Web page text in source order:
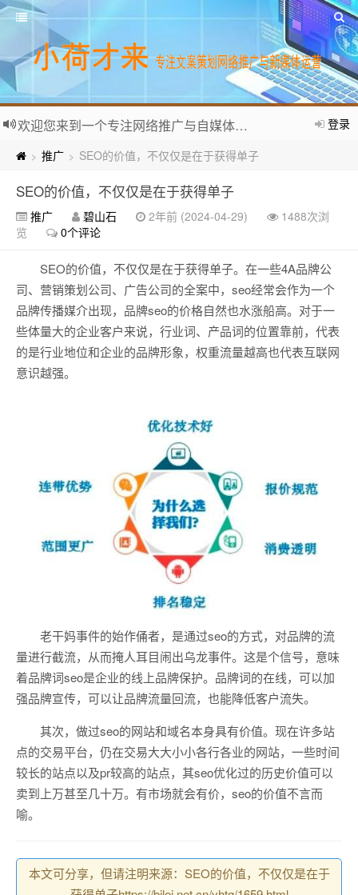
登录
欢迎您来到一个专注网络推广与自媒体运营的个人网站。
> 推广 > SEO的价值，不仅仅是在于获得单子
SEO的价值，不仅仅是在于获得单子
推广 碧山石 2年前 (2024-04-29)
1488次浏
览
0个评论
SEO的价值，不仅仅是在于获得单子。在一些4A品牌公
司、营销策划公司、广告公司的全案中，seo经常会作为一个
品牌传播媒介出现，品牌seo的价格自然也水涨船高。对于一
些体量大的企业客户来说，行业词、产品词的位置靠前，代表
的是行业地位和企业的品牌形象，权重流量越高也代表互联网
意识越强。
老干妈事件的始作俑者，是通过seo的方式，对品牌的流
量进行截流，从而掩人耳目闹出乌龙事件。这是个信号，意味
着品牌词seo是企业的线上品牌保护。品牌词的在线，可以加
强品牌宣传，可以让品牌流量回流，也能降低客户流失。
其次，做过seo的网站和域名本身具有价值。现在许多站
点的交易平台，仍在交易大大小小各行各业的网站，一些时间
较长的站点以及pr较高的站点，其seo优化过的历史价值可以
卖到上万甚至几十万。有市场就会有价，seo的价值不言而
喻。
本文可分享，但请注明来源：SEO的价值，不仅仅是在于